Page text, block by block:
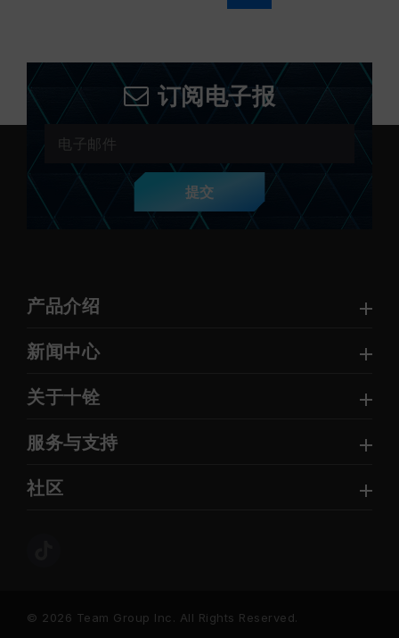
订阅电子报
提交
产品介绍
新闻中心
关于十铨
服务与支持
社区
© 2026 Team Group Inc. All Rights Reserved.